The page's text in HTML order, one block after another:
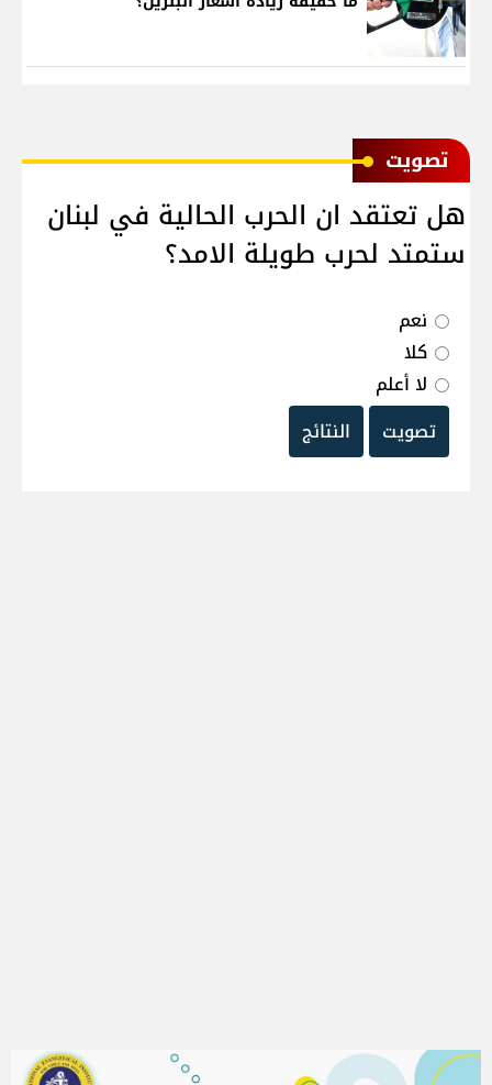
ﺗﺼﻮﻳﺖ
هل تعتقد ان الحرب الحالية في لبنان
ستمتد لحرب طويلة الامد؟
نعم
كلا
لا أعلم
تصويت
النتائج